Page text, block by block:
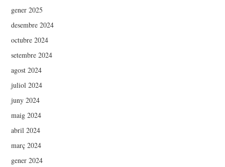
gener 2025
desembre 2024
octubre 2024
setembre 2024
agost 2024
juliol 2024
juny 2024
maig 2024
abril 2024
març 2024
gener 2024